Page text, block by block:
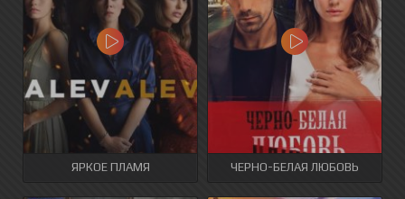
ЯРКОЕ ПЛАМЯ ЧЕРНО-БЕЛАЯ ЛЮБОВЬ